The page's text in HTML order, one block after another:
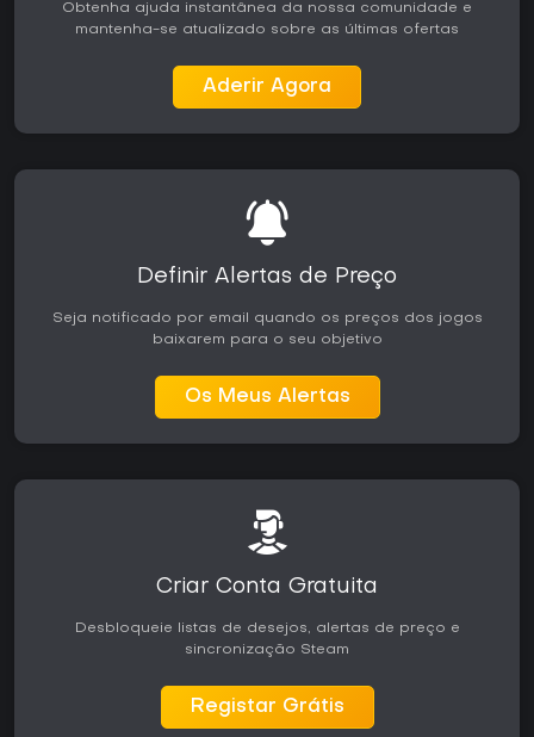
Obtenha ajuda instantânea da nossa comunidade e
mantenha-se atualizado sobre as últimas ofertas
Aderir Agora
Definir Alertas de Preço
Seja notificado por email quando os preços dos jogos
baixarem para o seu objetivo
Os Meus Alertas
Criar Conta Gratuita
Desbloqueie listas de desejos, alertas de preço e
sincronização Steam
Registar Grátis